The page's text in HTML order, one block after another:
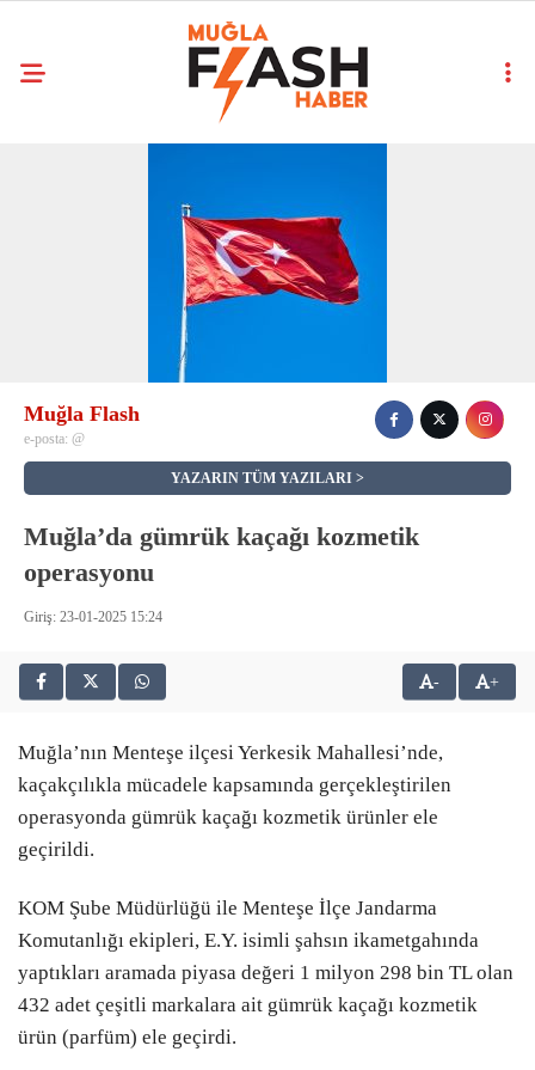
Muğla Flash
e-posta: @
YAZARIN TÜM YAZILARI
Muğla’da gümrük kaçağı kozmetik
operasyonu
Giriş: 23-01-2025 15:24
- +
Muğla’nın Menteşe ilçesi Yerkesik Mahallesi’nde,
kaçakçılıkla mücadele kapsamında gerçekleştirilen
operasyonda gümrük kaçağı kozmetik ürünler ele
geçirildi.
KOM Şube Müdürlüğü ile Menteşe İlçe Jandarma
Komutanlığı ekipleri, E.Y. isimli şahsın ikametgahında
yaptıkları aramada piyasa değeri 1 milyon 298 bin TL olan
432 adet çeşitli markalara ait gümrük kaçağı kozmetik
ürün (parfüm) ele geçirdi.